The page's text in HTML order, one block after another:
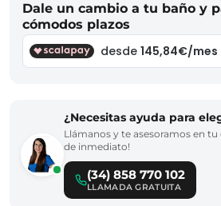
Dale un cambio a tu baño y
cómodos plazos
¿Necesitas ayuda para
Llámanos y te asesoramos en tu
de inmediato!
(34) 858 770 102
LLAMADA GRATUITA